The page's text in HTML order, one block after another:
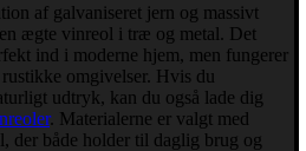
af galvaniseret jern og massivt
ægte vinreol i træ og metal. Det
ind i moderne hjem, men fungerer
omgivelser. Hvis du
udtryk, kan du også lade dig
. Materialerne er valgt med
der både holder til daglig brug og